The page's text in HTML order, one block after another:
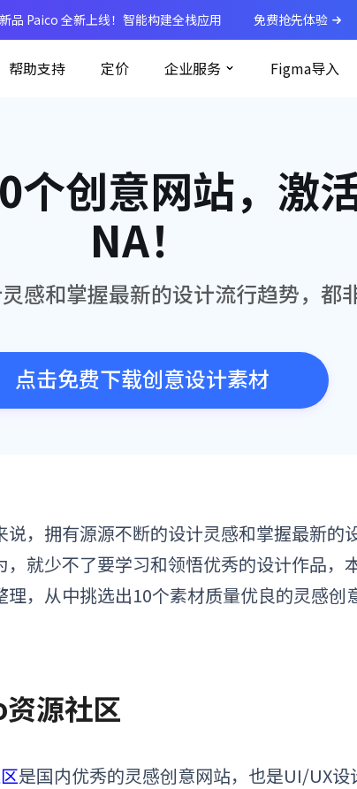
品 Paico 全新上线！智能构建全栈应用 免费抢先体验
帮助支持 定价 企业服务 Figma导入
个创意网站，激
NA！
感和掌握最新的设计流行趋势，都
点击免费下载创意设计素材
说，拥有源源不断的设计灵感和掌握最新的
，就少不了要学习和领悟优秀的设计作品，
理，从中挑选出10个素材质量优良的灵感创
源社区
是国内优秀的灵感创意网站，也是UI/UX